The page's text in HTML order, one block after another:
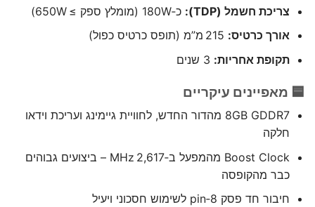
צריכת חשמל (TDP):
כ‑180W (מומלץ ספק ≥ 650W)
אורך כרטיס:
תקופת אחריות:
🟦 מאפיינים עיקריים
8GB GDDR7 מהדור החדש, לחוויית גיימינג ועריכת וידאו
חלקה
Boost Clock מהמפעל ב‑2,617 MHz – ביצועים גבוהים
כבר מהקופסה
חיבור חד פסק 8‑pin לשימוש חסכוני ויעיל